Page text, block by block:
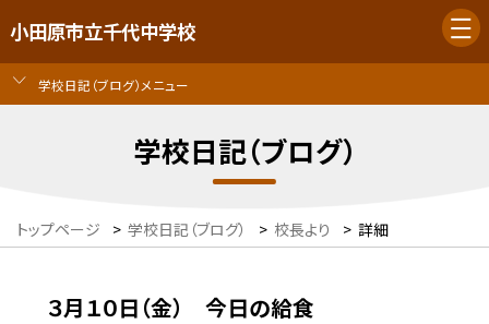
小田原市立千代中学校
学校日記（ブログ）メニュー
学校日記（ブログ）
トップページ > 学校日記（ブログ） > 校長より > 詳細
３月１０日（金） 今日の給食